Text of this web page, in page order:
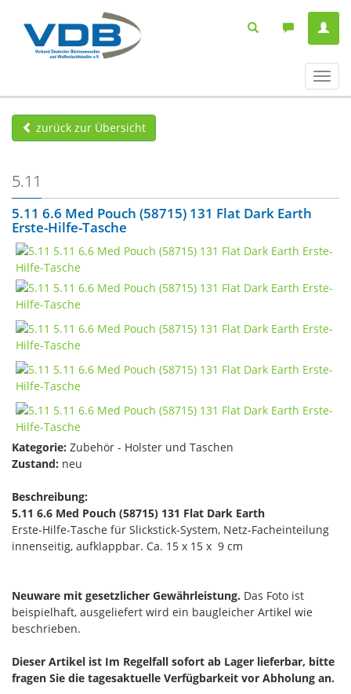
ein-/
zurück zur Übersicht
5.11
5.11 6.6 Med Pouch (58715) 131 Flat Dark Earth
Erste-Hilfe-Tasche
Kategorie: Zubehör - Holster und Taschen
Zustand: neu
Beschreibung:
5.11 6.6 Med Pouch (58715) 131 Flat Dark Earth
Erste-Hilfe-Tasche für Slickstick-System, Netz-Facheinteilung
innenseitig, aufklappbar. Ca. 15 x 15 x 9 cm
Neuware mit gesetzlicher Gewährleistung. Das Foto ist
beispielhaft, ausgeliefert wird ein baugleicher Artikel wie
beschrieben.
Dieser Artikel ist Im Regelfall sofort ab Lager lieferbar, bitte
fragen Sie die tagesaktuelle Verfügbarkeit vor Abholung an.